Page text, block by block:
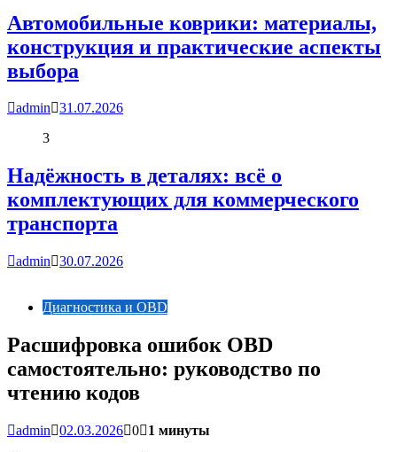
Автомобильные коврики: материалы,
конструкция и практические аспекты
выбора
admin 31.07.2026
3
Надёжность в деталях: всё о
комплектующих для коммерческого
транспорта
admin 30.07.2026
Диагностика и OBD
Расшифровка ошибок OBD
самостоятельно: руководство по
чтению кодов
admin 02.03.2026 0
1 минуты